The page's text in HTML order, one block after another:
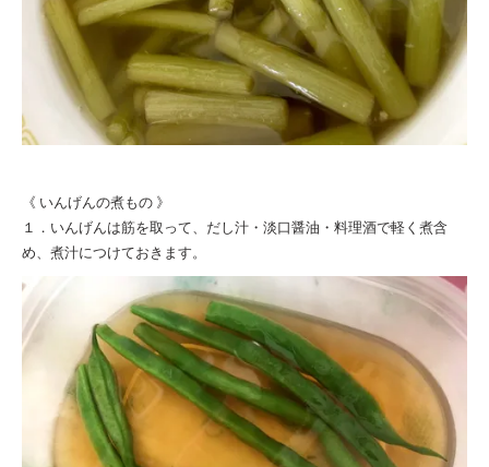
《 いんげんの煮もの 》
１．いんげんは筋を取って、だし汁・淡口醤油・料理酒で軽く煮含
め、煮汁につけておきます。